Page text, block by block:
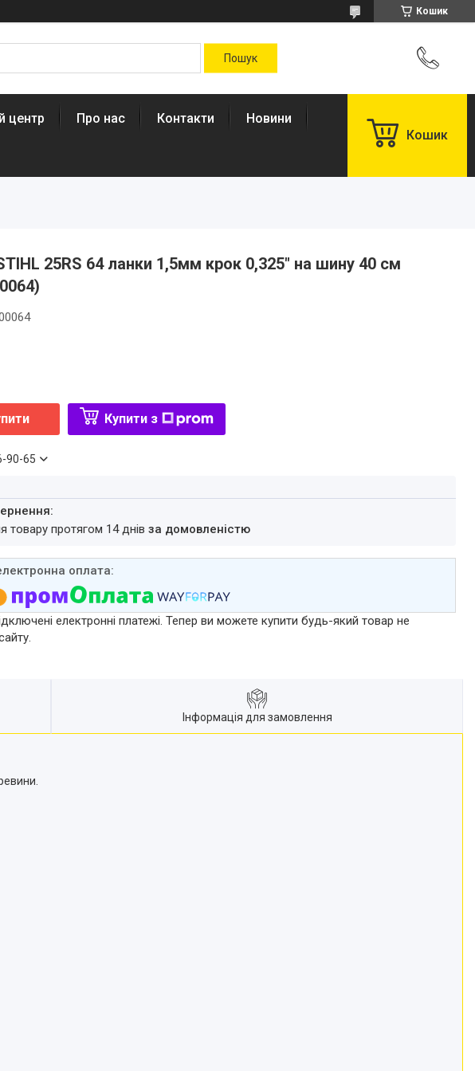
Кошик
центр Про нас Контакти Новини
Кошик
25RS 64 ланки 1,5мм крок 0,325″ на шину 40 см
Купити з
90-65
товару протягом 14 днів за домовленістю
електронні платежі. Тепер ви можете купити будь-який товар не
Інформація для замовлення